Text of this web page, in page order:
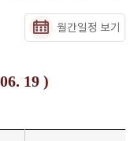
월간일정 보기
19 )